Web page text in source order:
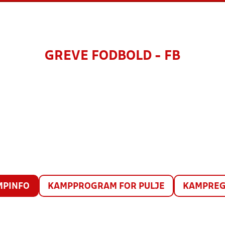
GREVE FODBOLD - FB
KAMPPROGRAM FOR PULJE